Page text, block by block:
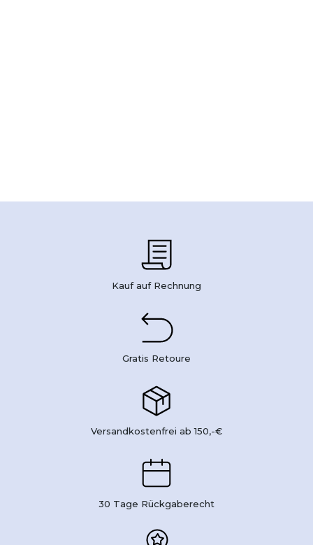
Kauf auf Rechnung
Gratis Retoure
Versandkostenfrei ab 150,-€
30 Tage Rückgaberecht